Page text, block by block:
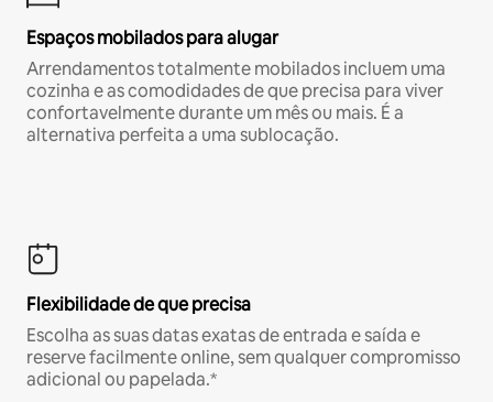
Espaços mobilados para alugar
Arrendamentos totalmente mobilados incluem uma
cozinha e as comodidades de que precisa para viver
confortavelmente durante um mês ou mais. É a
alternativa perfeita a uma sublocação.
Flexibilidade de que precisa
Escolha as suas datas exatas de entrada e saída e
reserve facilmente online, sem qualquer compromisso
adicional ou papelada.*